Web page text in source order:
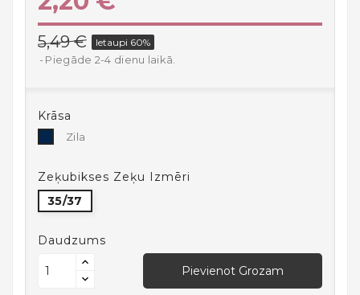
Mājai
Virtuves
Preces
Brīvais
Laiks
Un
Bērniem
Un
18+
5,49 € Ietaupi 60%
Piegāde 2-4 dienu laikā.
Krāsa
ZilaZila
Zeķubikses Zeķu Izmēri
35/37
Daudzums
Pievienot Grozam